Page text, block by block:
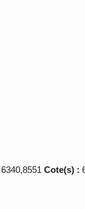
6340,8551Cote(s) :